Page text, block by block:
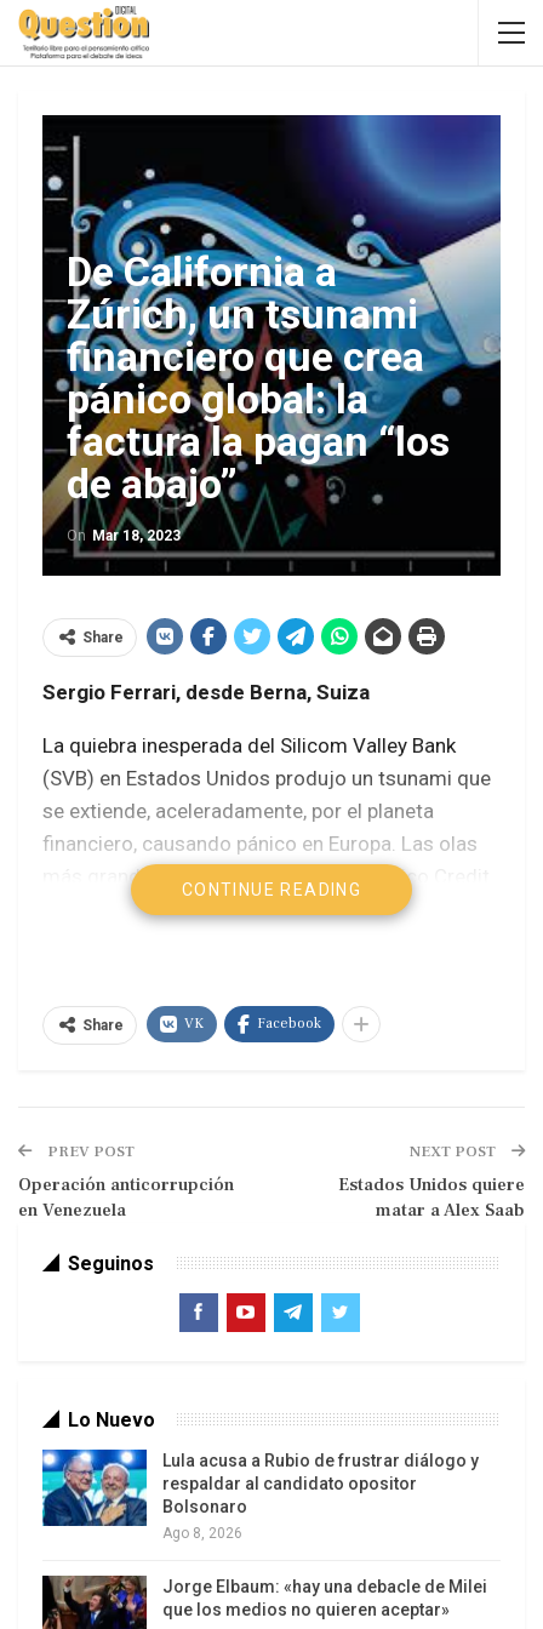
De California a
Zúrich, un tsunami
financiero que crea
pánico global: la
factura la pagan “los
de abajo”
On Mar 18, 2023
Share
Sergio Ferrari, desde Berna, Suiza
La quiebra inesperada del Silicom Valley Bank
(SVB) en Estados Unidos produjo un tsunami que
se extiende, aceleradamente, por el planeta
financiero, causando pánico en Europa. Las olas
más grandes ahogan ya al banco helvético Credit
de marzo, el propio presidente Biden pidió
estadounidenses pueden confiar en la solidez del
sistema bancario (…). Sus depósitos estarán
CONTINUE READING
Share VK Facebook
PREV POST
Operación anticorrupción
en Venezuela
NEXT POST
Estados Unidos quiere
matar a Alex Saab
Seguinos
Lo Nuevo
Lula acusa a Rubio de frustrar diálogo y
respaldar al candidato opositor
Bolsonaro
Ago 8, 2026
Jorge Elbaum: «hay una debacle de Milei
que los medios no quieren aceptar»